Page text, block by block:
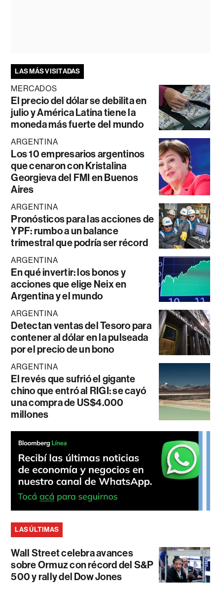
LAS MÁS VISITADAS
MERCADOS
El precio del dólar se debilita en
julio y América Latina tiene la
moneda más fuerte del mundo
ARGENTINA
Los 10 empresarios argentinos
que cenaron con Kristalina
Georgieva del FMI en Buenos
Aires
ARGENTINA
Pronósticos para las acciones de
YPF: rumbo a un balance
trimestral que podría ser récord
ARGENTINA
En qué invertir: los bonos y
acciones que elige Neix en
Argentina y el mundo
ARGENTINA
Detectan ventas del Tesoro para
contener al dólar en la pulseada
por el precio de un bono
ARGENTINA
El revés que sufrió el gigante
chino que entró al RIGI: se cayó
una compra de US$4.000
millones
LAS ÚLTIMAS
Wall Street celebra avances
sobre Ormuz con récord del S&P
500 y rally del Dow Jones